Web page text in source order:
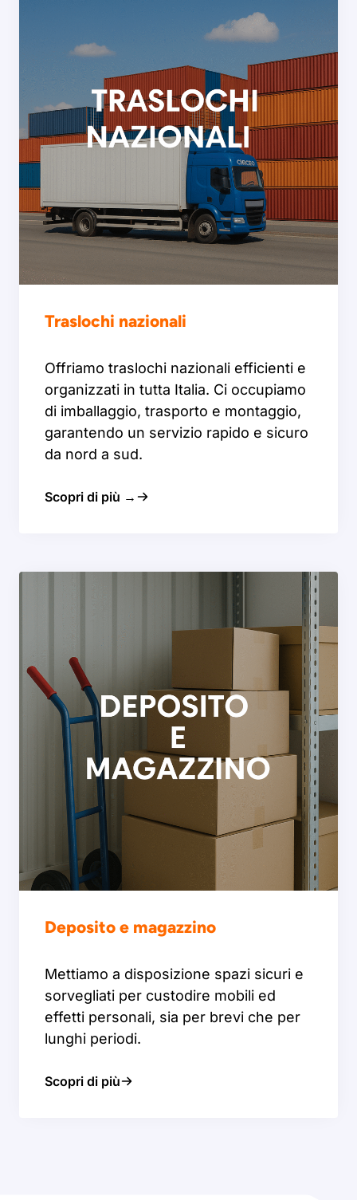
Traslochi nazionali
Offriamo traslochi nazionali efficienti e
organizzati in tutta Italia. Ci occupiamo
di imballaggio, trasporto e montaggio,
garantendo un servizio rapido e sicuro
da nord a sud.
Scopri di più →
Deposito e magazzino
Mettiamo a disposizione spazi sicuri e
sorvegliati per custodire mobili ed
effetti personali, sia per brevi che per
lunghi periodi.
Scopri di più